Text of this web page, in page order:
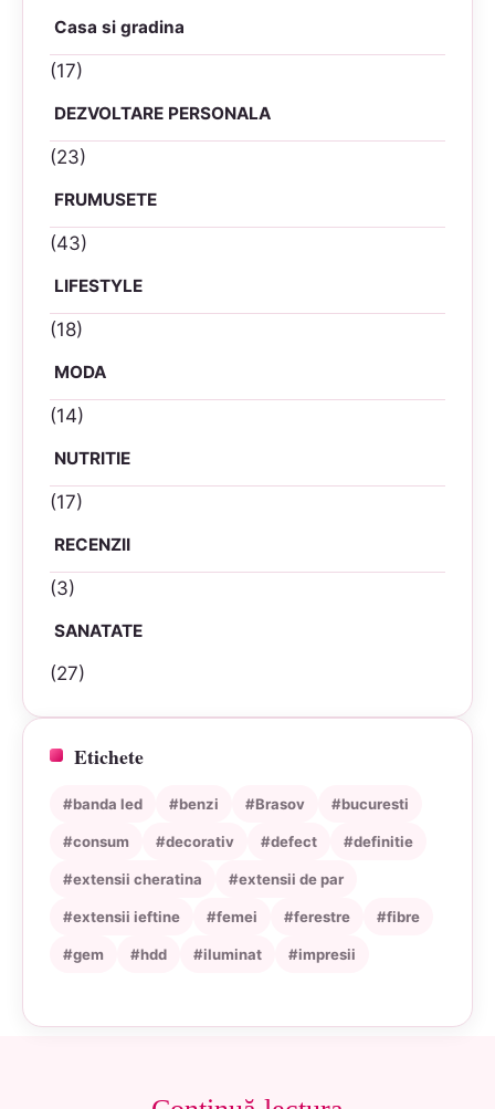
Casa si gradina
(17)
DEZVOLTARE PERSONALA
(23)
FRUMUSETE
(43)
LIFESTYLE
(18)
MODA
(14)
NUTRITIE
(17)
RECENZII
(3)
SANATATE
(27)
Etichete
#banda led #benzi #Brasov #bucuresti
#consum #decorativ #defect #definitie
#extensii cheratina #extensii de par
#extensii ieftine #femei #ferestre #fibre
#gem #hdd #iluminat #impresii